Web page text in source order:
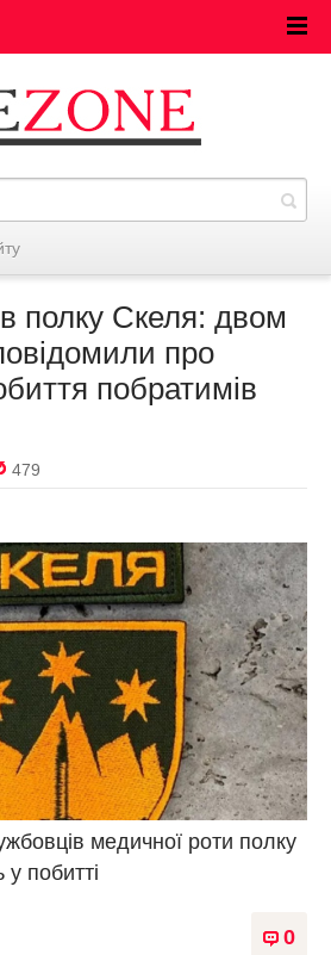
полку Скеля: двом
про
побратимів
479
медичної роти полку
побитті
0